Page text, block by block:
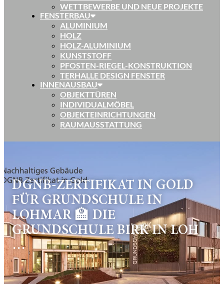
WETTBEWERBE UND NEUE PROJEKTE
FENSTERBAU
ALUMINIUM
HOLZ
HOLZ-ALUMINIUM
KUNSTSTOFF
PFOSTEN-RIEGEL-KONSTRUKTION
TERHALLE DESIGN FENSTER
INNENAUSBAU
OBJEKTTÜREN
INDIVIDUALMÖBEL
OBJEKTEINRICHTUNGEN
RAUMAUSSTATTUNG
DGNB-ZERTIFIKAT IN GOLD
FÜR GRUNDSCHULE IN
LOHMAR 🏫 DIE
GRUNDSCHULE BIRK IN LOH
…